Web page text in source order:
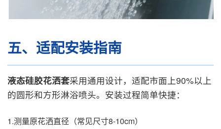
五、适配安装指南
液态硅胶花洒套采用通用设计，适配市面上90%以上
的圆形和方形淋浴喷头。安装过程简单快捷：
1.测量原花洒直径（常见尺寸8-10cm）